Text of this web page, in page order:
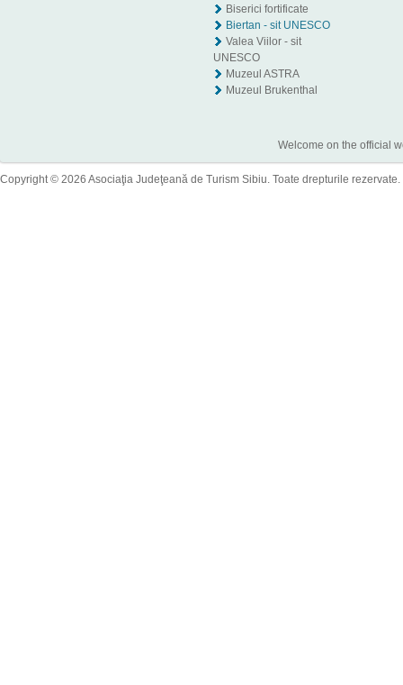
Biserici fortificate
Biertan - sit UNESCO
Valea Viilor - sit
UNESCO
Muzeul ASTRA
Muzeul Brukenthal
Welcome on the official
Copyright © 2026 Asociaţia Judeţeană de Turism Sibiu. Toate drepturile rezervate.